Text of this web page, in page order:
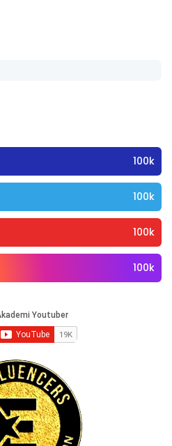
100k
100k
100k
100k